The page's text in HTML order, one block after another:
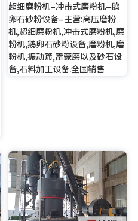
超细磨粉机-冲击式磨粉机-鹅
卵石砂粉设备-主营:高压磨粉
机,超细磨粉机,冲击式磨粉机,磨
粉机,鹅卵石砂粉设备,磨粉机,磨
粉机,振动筛,雷蒙磨以及砂石设
备,石料加工设备.全国销售